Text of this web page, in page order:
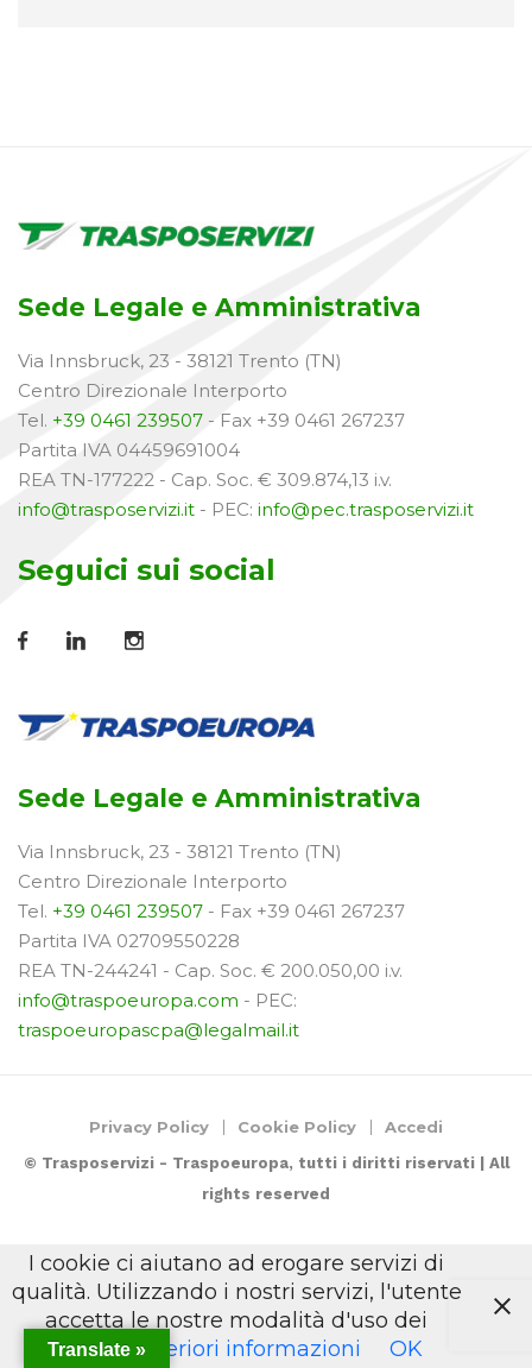
Sede Legale e Amministrativa
Via Innsbruck, 23 - 38121 Trento (TN)
Centro Direzionale Interporto
Tel. +39 0461 239507 - Fax +39 0461 267237
Partita IVA 04459691004
REA TN-177222 - Cap. Soc. € 309.874,13 i.v.
info@trasposervizi.it - PEC: info@pec.trasposervizi.it
Seguici sui social
Sede Legale e Amministrativa
Via Innsbruck, 23 - 38121 Trento (TN)
Centro Direzionale Interporto
Tel. +39 0461 239507 - Fax +39 0461 267237
Partita IVA 02709550228
REA TN-244241 - Cap. Soc. € 200.050,00 i.v.
info@traspoeuropa.com - PEC:
traspoeuropascpa@legalmail.it
Privacy Policy Cookie Policy Accedi
© Trasposervizi - Traspoeuropa, tutti i diritti riservati | All
rights reserved
Translate »
I cookie ci aiutano ad erogare servizi di
qualità. Utilizzando i nostri servizi, l'utente
accetta le nostre modalità d'uso dei
cookie. Ulteriori informazioni OK